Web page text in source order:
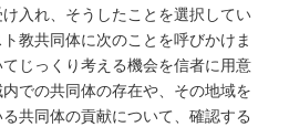
入れ、そうしたことを選択してい
教共同体に次のことを呼びかけま
じっくり考える機会を信者に用意
での共同体の存在や、その地域を
共同体の貢献について、確認する